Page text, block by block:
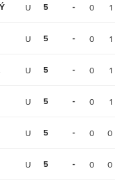
U 5 - 0 1
U 5 - 0 1
U 5 - 0 1
U 5 - 0 1
U 5 - 0 0
U 5 - 0 0